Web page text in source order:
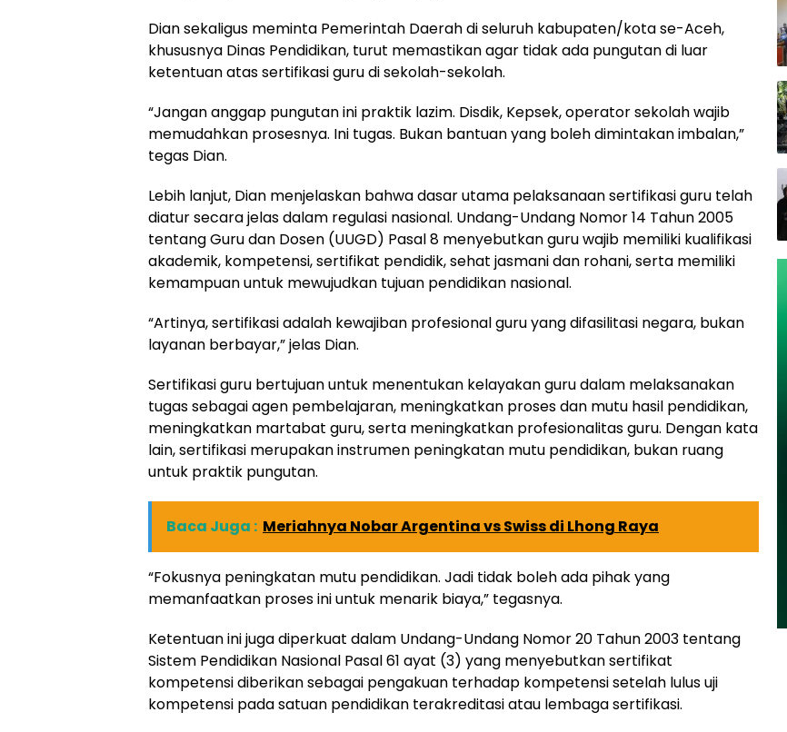
Dian sekaligus meminta Pemerintah Daerah di seluruh kabupaten/kota se-Aceh,
khususnya Dinas Pendidikan, turut memastikan agar tidak ada pungutan di luar
ketentuan atas sertifikasi guru di sekolah-sekolah.
“Jangan anggap pungutan ini praktik lazim. Disdik, Kepsek, operator sekolah wajib
memudahkan prosesnya. Ini tugas. Bukan bantuan yang boleh dimintakan imbalan,”
tegas Dian.
Lebih lanjut, Dian menjelaskan bahwa dasar utama pelaksanaan sertifikasi guru telah
diatur secara jelas dalam regulasi nasional. Undang-Undang Nomor 14 Tahun 2005
tentang Guru dan Dosen (UUGD) Pasal 8 menyebutkan guru wajib memiliki kualifikasi
akademik, kompetensi, sertifikat pendidik, sehat jasmani dan rohani, serta memiliki
kemampuan untuk mewujudkan tujuan pendidikan nasional.
“Artinya, sertifikasi adalah kewajiban profesional guru yang difasilitasi negara, bukan
layanan berbayar,” jelas Dian.
Sertifikasi guru bertujuan untuk menentukan kelayakan guru dalam melaksanakan
tugas sebagai agen pembelajaran, meningkatkan proses dan mutu hasil pendidikan,
meningkatkan martabat guru, serta meningkatkan profesionalitas guru. Dengan kata
lain, sertifikasi merupakan instrumen peningkatan mutu pendidikan, bukan ruang
untuk praktik pungutan.
Baca Juga : Meriahnya Nobar Argentina vs Swiss di Lhong Raya
“Fokusnya peningkatan mutu pendidikan. Jadi tidak boleh ada pihak yang
memanfaatkan proses ini untuk menarik biaya,” tegasnya.
Ketentuan ini juga diperkuat dalam Undang-Undang Nomor 20 Tahun 2003 tentang
Sistem Pendidikan Nasional Pasal 61 ayat (3) yang menyebutkan sertifikat
kompetensi diberikan sebagai pengakuan terhadap kompetensi setelah lulus uji
kompetensi pada satuan pendidikan terakreditasi atau lembaga sertifikasi.